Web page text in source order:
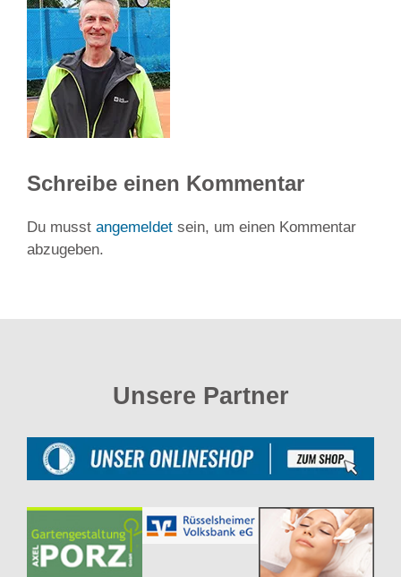
Schreibe einen Kommentar
Du musst angemeldet sein, um einen Kommentar
abzugeben.
Unsere Partner